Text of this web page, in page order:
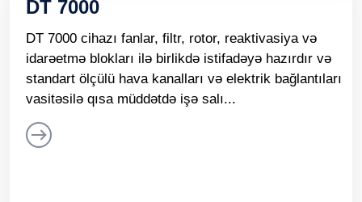
DT 7000
DT 7000 cihazı fanlar, filtr, rotor, reaktivasiya və
idarəetmə blokları ilə birlikdə istifadəyə hazırdır və
standart ölçülü hava kanalları və elektrik bağlantıları
vasitəsilə qısa müddətdə işə salı...